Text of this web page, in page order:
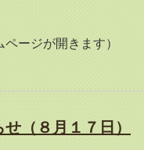
ページが開きます）
（８月１７日）